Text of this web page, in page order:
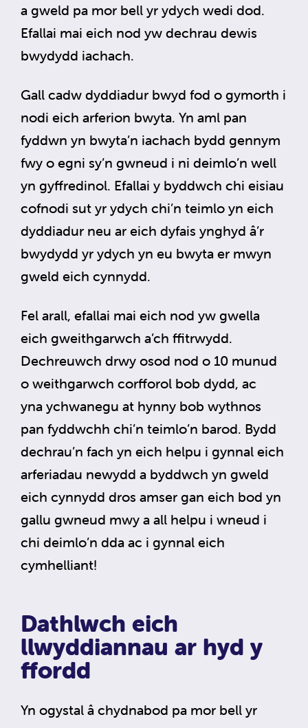
a gweld pa mor bell yr ydych wedi dod.
Efallai mai eich nod yw dechrau dewis
bwydydd iachach.
Gall cadw dyddiadur bwyd fod o gymorth i
nodi eich arferion bwyta. Yn aml pan
fyddwn yn bwyta’n iachach bydd gennym
fwy o egni sy’n gwneud i ni deimlo’n well
yn gyffredinol. Efallai y byddwch chi eisiau
cofnodi sut yr ydych chi’n teimlo yn eich
dyddiadur neu ar eich dyfais ynghyd â’r
bwydydd yr ydych yn eu bwyta er mwyn
gweld eich cynnydd.
Fel arall, efallai mai eich nod yw gwella
eich gweithgarwch a’ch ffitrwydd.
Dechreuwch drwy osod nod o 10 munud
o weithgarwch corfforol bob dydd, ac
yna ychwanegu at hynny bob wythnos
pan fyddwchh chi’n teimlo’n barod. Bydd
dechrau’n fach yn eich helpu i gynnal eich
arferiadau newydd a byddwch yn gweld
eich cynnydd dros amser gan eich bod yn
gallu gwneud mwy a all helpu i wneud i
chi deimlo’n dda ac i gynnal eich
cymhelliant!
Dathlwch eich
llwyddiannau ar hyd y
ffordd
Yn ogystal â chydnabod pa mor bell yr